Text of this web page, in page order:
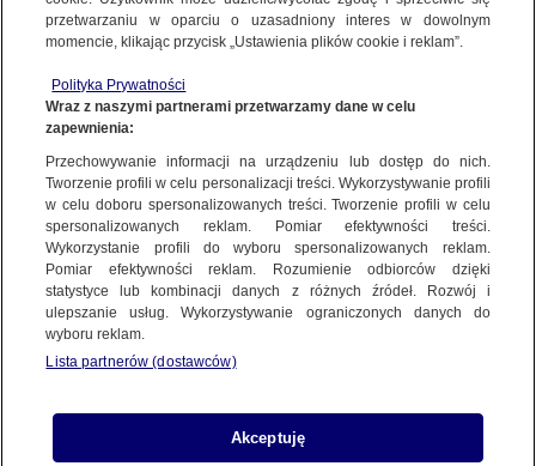
Oops!
Something went wrong. Please try
refreshing the app
przetwarzaniu w oparciu o uzasadniony interes w dowolnym
momencie, klikając przycisk „Ustawienia plików cookie i reklam”.
Polityka Prywatności
Wraz z naszymi partnerami przetwarzamy dane w celu
zapewnienia:
Przechowywanie informacji na urządzeniu lub dostęp do nich.
Tworzenie profili w celu personalizacji treści. Wykorzystywanie profili
w celu doboru spersonalizowanych treści. Tworzenie profili w celu
spersonalizowanych reklam. Pomiar efektywności treści.
Wykorzystanie profili do wyboru spersonalizowanych reklam.
Pomiar efektywności reklam. Rozumienie odbiorców dzięki
statystyce lub kombinacji danych z różnych źródeł. Rozwój i
ulepszanie usług. Wykorzystywanie ograniczonych danych do
wyboru reklam.
Lista partnerów (dostawców)
Akceptuję